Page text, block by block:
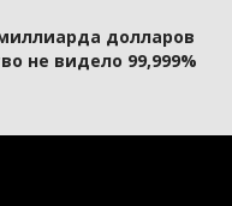
долларов
не видело 99,999%